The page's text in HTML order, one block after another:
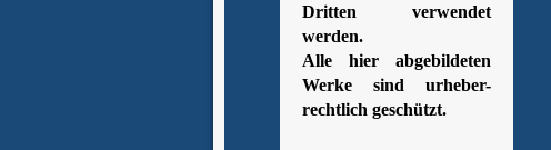
Dritten verwendet
werden.
Alle hier abgebildeten
Werke sind urheber-
rechtlich geschützt.